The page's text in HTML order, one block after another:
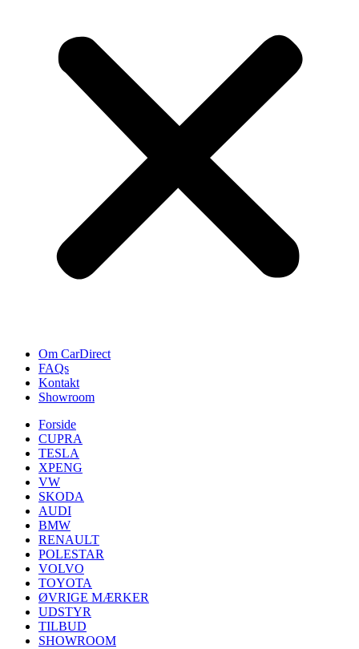
Om CarDirect
FAQs
Kontakt
Showroom
Forside
CUPRA
TESLA
XPENG
VW
SKODA
AUDI
BMW
RENAULT
POLESTAR
VOLVO
TOYOTA
ØVRIGE MÆRKER
UDSTYR
TILBUD
SHOWROOM